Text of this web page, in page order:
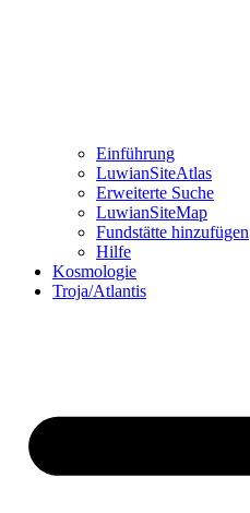
Einführung
LuwianSiteAtlas
Erweiterte Suche
LuwianSiteMap
Fundstätte hinzufügen
Hilfe
Kosmologie
Troja/Atlantis